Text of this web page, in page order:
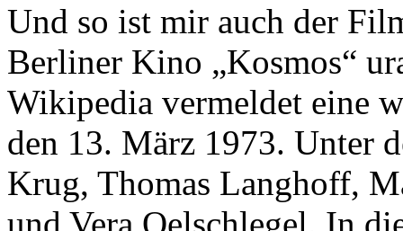
Und so ist mir auch der
Berliner Kino „Kosmos“
Wikipedia vermeldet eine
den 13. März 1973. Unter
Krug, Thomas Langhoff,
und Vera Oelschlegel. In